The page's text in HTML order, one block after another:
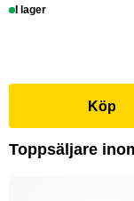
I lager
Köp
Toppsäljare